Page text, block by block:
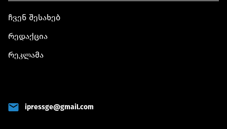
ჩვენ შესახებ
რედაქცია
რეკლამა
ipressge@gmail.com